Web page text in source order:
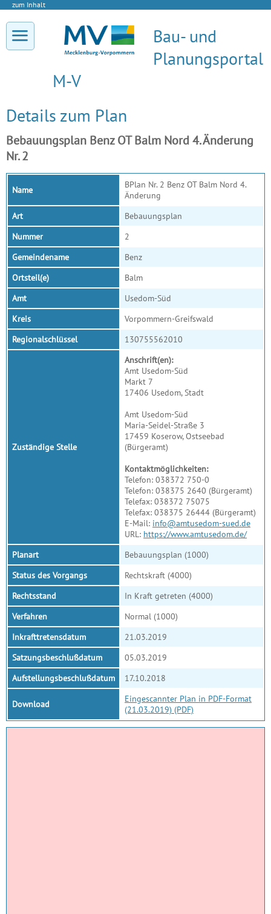
zum Inhalt
Bau- und
Planungsportal
M-V
Details zum Plan
Bebauungsplan Benz OT Balm Nord 4. Änderung
Nr. 2
Name
BPlan Nr. 2 Benz OT Balm Nord 4.
Änderung
Art
Bebauungsplan
Nummer
2
Gemeindename
Benz
Ortsteil(e)
Balm
Amt
Usedom-Süd
Kreis
Vorpommern-Greifswald
Regionalschlüssel
130755562010
Zuständige Stelle
Anschrift(en):
Amt Usedom-Süd
Markt 7
17406 Usedom, Stadt
Amt Usedom-Süd
Maria-Seidel-Straße 3
17459 Koserow, Ostseebad
(Bürgeramt)
Kontaktmöglichkeiten:
Telefon: 038372 750-0
Telefon: 038375 2640 (Bürgeramt)
Telefax: 038372 75075
Telefax: 038375 26444 (Bürgeramt)
E-Mail: info@amtusedom-sued.de
URL: https://www.amtusedom.de/
Planart
Bebauungsplan (1000)
Status des Vorgangs
Rechtskraft (4000)
Rechtsstand
In Kraft getreten (4000)
Verfahren
Normal (1000)
Inkrafttretensdatum
21.03.2019
Satzungsbeschlußdatum
05.03.2019
Aufstellungsbeschlußdatum
17.10.2018
Download
Eingescannter Plan in PDF-Format
(21.03.2019) (PDF)